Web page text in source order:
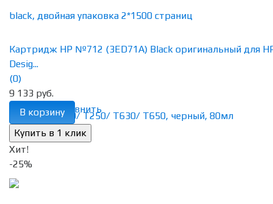
избранное сравнить
Картридж HP №712 (3ED71A) Black оригинальный для
Desig...
(0)
9 133 руб.
В корзину
Хит!
-25%